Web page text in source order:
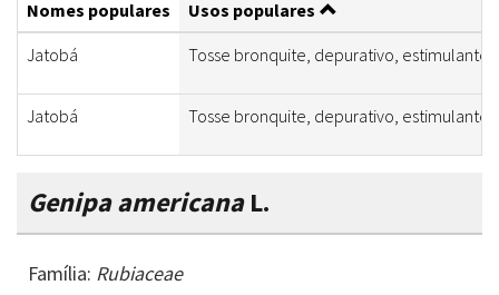
Nomes populares
Usos populares
Jatobá
Tosse bronquite, depurativo, estimulante
Jatobá Tosse bronquite, depurativo, estimulante
Genipa americanaL.
Família: Rubiaceae